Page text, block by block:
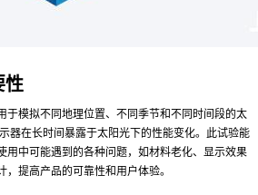
性
于模拟不同地理位置、不同季节和不同时间段的太
器在长时间暴露于太阳光下的性能变化。此试验能
用中可能遇到的各种问题，如材料老化、显示效果
提高产品的可靠性和用户体验。